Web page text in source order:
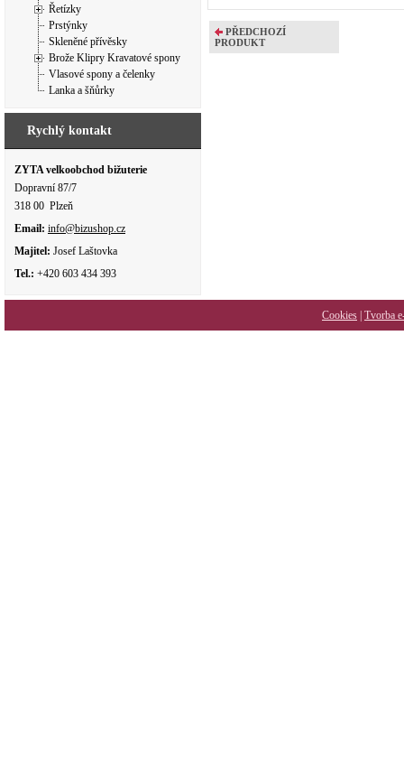
Řetízky
Prstýnky
Skleněné přívěsky
Brože Klipry Kravatové spony
Vlasové spony a čelenky
Lanka a šňůrky
Rychlý kontakt
ZYTA velkoobchod bižuterie
Dopravní 87/7
318 00 Plzeň
Email: info@bizushop.cz
Majitel: Josef Laštovka
Tel.: +420 603 434 393
PŘEDCHOZÍ
PRODUKT
Cookies Tvorba